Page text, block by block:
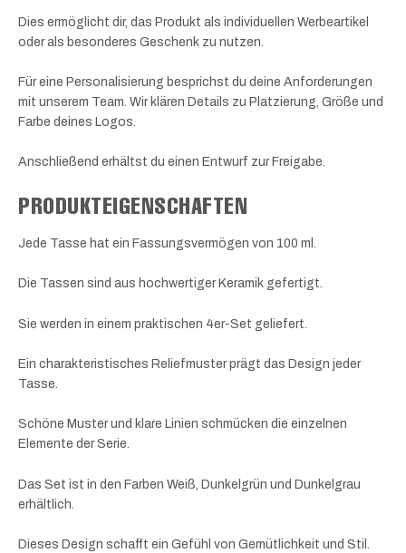
Dies ermöglicht dir, das Produkt als individuellen Werbeartikel
oder als besonderes Geschenk zu nutzen.
Für eine Personalisierung besprichst du deine Anforderungen
mit unserem Team. Wir klären Details zu Platzierung, Größe und
Farbe deines Logos.
Anschließend erhältst du einen Entwurf zur Freigabe.
PRODUKTEIGENSCHAFTEN
Jede Tasse hat ein Fassungsvermögen von 100 ml.
Die Tassen sind aus hochwertiger Keramik gefertigt.
Sie werden in einem praktischen 4er-Set geliefert.
Ein charakteristisches Reliefmuster prägt das Design jeder
Tasse.
Schöne Muster und klare Linien schmücken die einzelnen
Elemente der Serie.
Das Set ist in den Farben Weiß, Dunkelgrün und Dunkelgrau
erhältlich.
Dieses Design schafft ein Gefühl von Gemütlichkeit und Stil.